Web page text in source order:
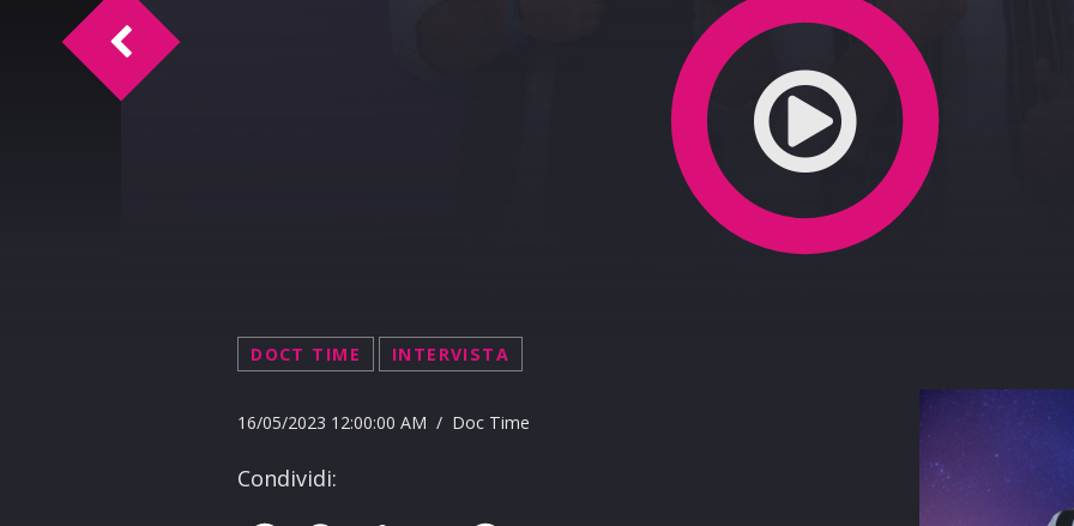
DOCT TIME INTERVISTA
16/05/2023 12:00:00 AM / Doc Time
Condividi:
TM Intervista Ottavio Zacco